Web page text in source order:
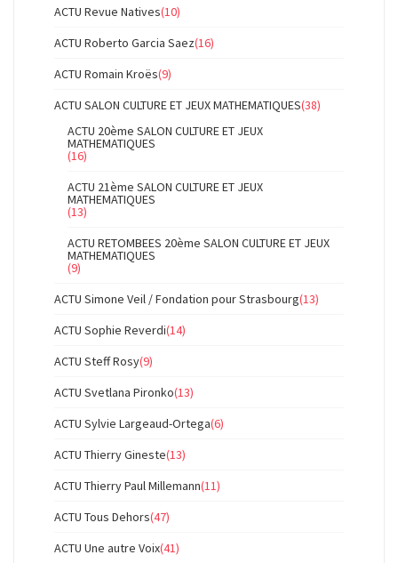
ACTU Revue Natives(10)
ACTU Roberto Garcia Saez(16)
ACTU Romain Kroës(9)
ACTU SALON CULTURE ET JEUX MATHEMATIQUES(38)
ACTU 20ème SALON CULTURE ET JEUX
MATHEMATIQUES
(16)
ACTU 21ème SALON CULTURE ET JEUX
MATHEMATIQUES
(13)
ACTU RETOMBEES 20ème SALON CULTURE ET JEUX
MATHEMATIQUES
(9)
ACTU Simone Veil / Fondation pour Strasbourg(13)
ACTU Sophie Reverdi(14)
ACTU Steff Rosy(9)
ACTU Svetlana Pironko(13)
ACTU Sylvie Largeaud-Ortega(6)
ACTU Thierry Gineste(13)
ACTU Thierry Paul Millemann(11)
ACTU Tous Dehors(47)
ACTU Une autre Voix(41)